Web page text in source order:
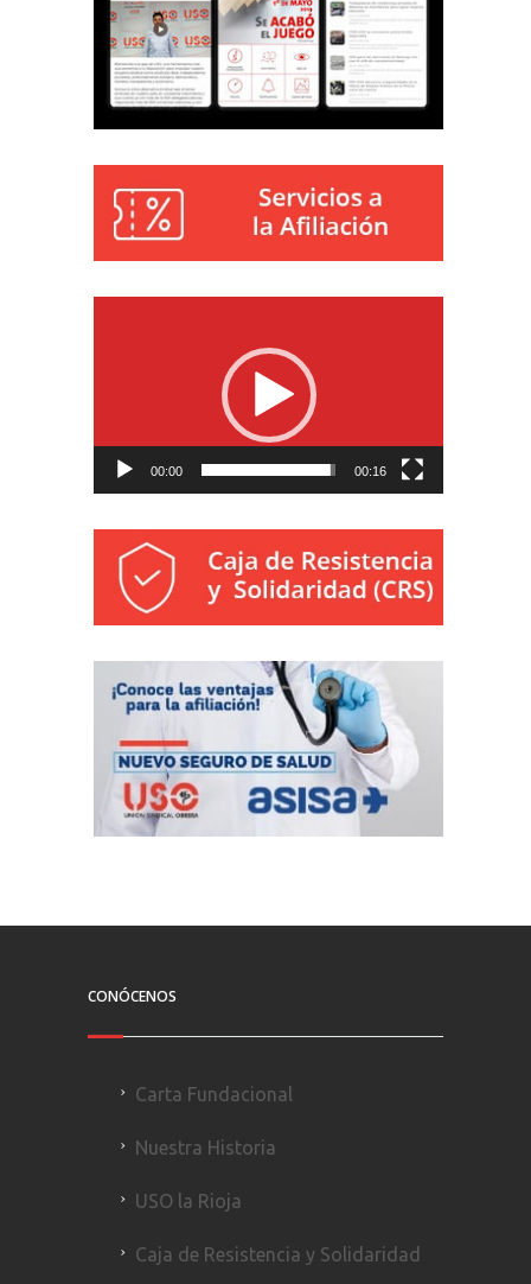
00:00 00:16
CONÓCENOS
Carta Fundacional
Nuestra Historia
USO la Rioja
Caja de Resistencia y Solidaridad